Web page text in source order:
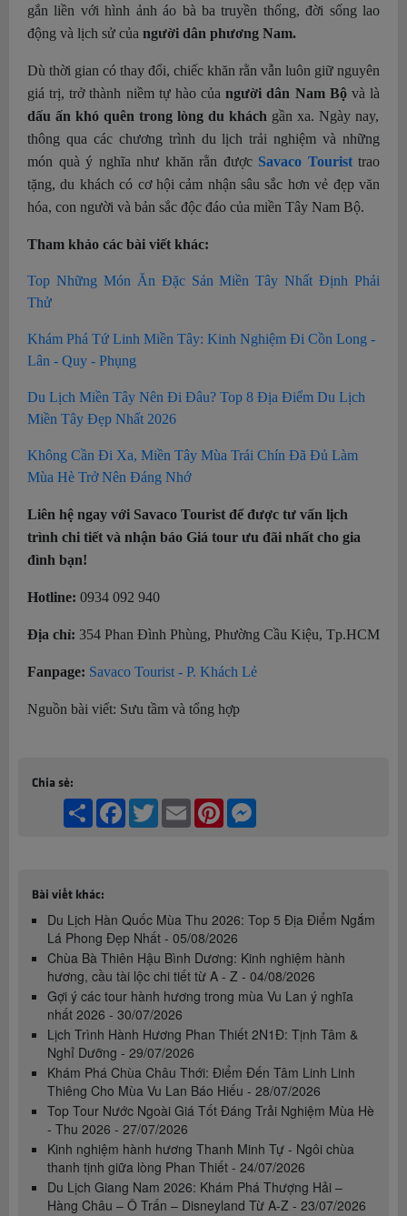
gắn liền với hình ảnh áo bà ba truyền thống, đời sống lao
động và lịch sử của người dân phương Nam.
Dù thời gian có thay đổi, chiếc khăn rằn vẫn luôn giữ nguyên
giá trị, trở thành niềm tự hào của người dân Nam Bộ và là
dấu ấn khó quên trong lòng du khách gần xa. Ngày nay,
thông qua các chương trình du lịch trải nghiệm và những
món quà ý nghĩa như khăn rằn được Savaco Touristtrao
tặng, du khách có cơ hội cảm nhận sâu sắc hơn vẻ đẹp văn
hóa, con người và bản sắc độc đáo của miền Tây Nam Bộ.
Tham khảo các bài viết khác:
Top Những Món Ăn Đặc Sản Miền Tây Nhất Định Phải
Thử
Khám Phá Tứ Linh Miền Tây: Kinh Nghiệm Đi Cồn Long -
Lân - Quy - Phụng
Du Lịch Miền Tây Nên Đi Đâu? Top 8 Địa Điểm Du Lịch
Miền Tây Đẹp Nhất 2026
Không Cần Đi Xa, Miền Tây Mùa Trái Chín Đã Đủ Làm
Mùa Hè Trở Nên Đáng Nhớ
Liên hệ ngay với Savaco Tourist để được tư vấn lịch
trình chi tiết và nhận báo Giá tour ưu đãi nhất cho gia
đình bạn!
Hotline: 0934 092 940
Địa chỉ: 354 Phan Đình Phùng, Phường Cầu Kiệu, Tp.HCM
Fanpage: Savaco Tourist - P. Khách Lẻ
Nguồn bài viết: Sưu tầm và tổng hợp
Chia sẻ:
Share Facebook
TwitterEmail Pinterest
Bài viết khác:
Du Lịch Hàn Quốc Mùa Thu 2026: Top 5 Địa Điểm Ngắm
Lá Phong Đẹp Nhất - 05/08/2026
Chùa Bà Thiên Hậu Bình Dương: Kinh nghiệm hành
hương, cầu tài lộc chi tiết từ A - Z - 04/08/2026
Gợi ý các tour hành hương trong mùa Vu Lan ý nghĩa
nhất 2026 - 30/07/2026
Lịch Trình Hành Hương Phan Thiết 2N1Đ: Tịnh Tâm &
Nghỉ Dưỡng - 29/07/2026
Khám Phá Chùa Châu Thới: Điểm Đến Tâm Linh Linh
Thiêng Cho Mùa Vu Lan Báo Hiếu - 28/07/2026
Top Tour Nước Ngoài Giá Tốt Đáng Trải Nghiệm Mùa Hè
- Thu 2026 - 27/07/2026
Kinh nghiệm hành hương Thanh Minh Tự - Ngôi chùa
thanh tịnh giữa lòng Phan Thiết - 24/07/2026
Du Lịch Giang Nam 2026: Khám Phá Thượng Hải –
Hàng Châu – Ô Trấn – Disneyland Từ A-Z - 23/07/2026